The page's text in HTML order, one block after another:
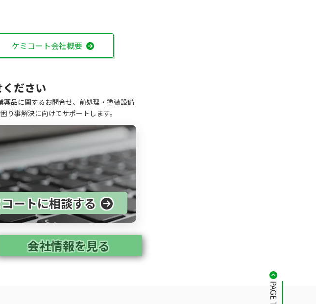
ケミコート会社概要
ださい
品に関するお問合せ、前処理・塗装設備
り事解決に向けてサポートします。
ートに相談する
会社情報を見る